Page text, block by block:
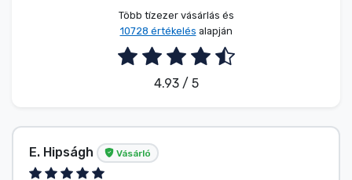
Több tízezer vásárlás és
10728 értékelés alapján
4.93 / 5
E. Hipságh Vásárló